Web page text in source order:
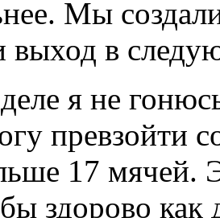
Мы
выход в
я не
превзойти
17 мячей.
здорово как